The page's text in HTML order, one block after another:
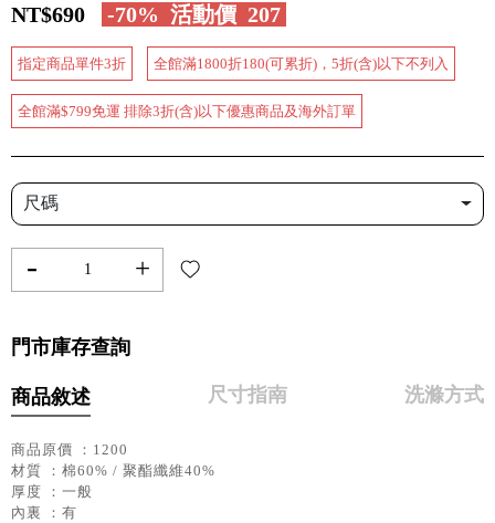
NT$690 -70% 活動價 207
指定商品單件3折 全館滿1800折180(可累折)，5折(含)以下不列入
全館滿$799免運 排除3折(含)以下優惠商品及海外訂單
尺碼
- +
門市庫存查詢
商品敘述 尺寸指南 洗滌方式
商品原價 ：1200
材質 ：棉60% / 聚酯纖維40%
厚度 ：一般
內裏 ：有